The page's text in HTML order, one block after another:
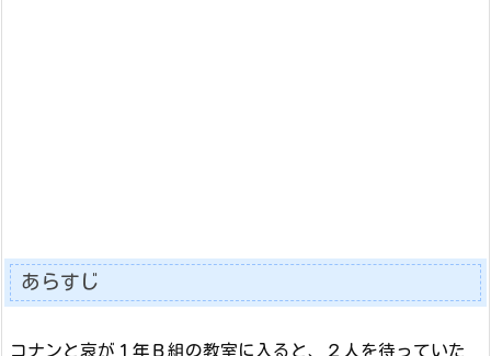
あらすじ
コナンと哀が１年Ｂ組の教室に入ると、２人を待っていた